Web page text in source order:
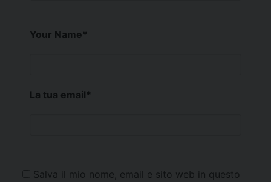
Your Name*
La tua email*
Salva il mio nome, email e sito web in questo